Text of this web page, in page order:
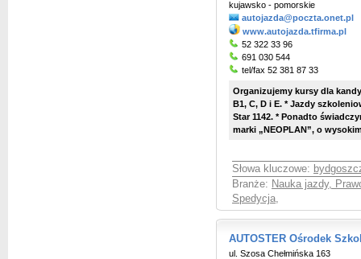
kujawsko - pomorskie
autojazda@poczta.onet.pl
www.autojazda.tfirma.pl
52 322 33 96
691 030 544
tel/fax 52 381 87 33
Organizujemy kursy dla
B1, C, D i E. * Jazdy
Star 1142. * Ponadto
marki „NEOPLAN”, o
Słowa kluczowe:
Branże: Nauka jazdy,
Spedycja,
AUTOSTER Ośrodek
ul. Szosa Chełmińska 163